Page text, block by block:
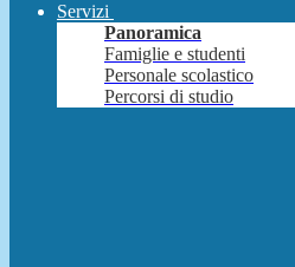
Servizi
Panoramica
Famiglie e studenti
Personale scolastico
Percorsi di studio